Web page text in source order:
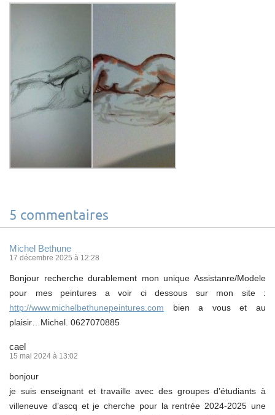
5 commentaires
Michel Bethune
17 décembre 2025 à 12:28
Bonjour recherche durablement mon unique Assistanre/Modele
pour mes peintures a voir ci dessous sur mon site :
http://www.michelbethunepeintures.com bien a vous et au
plaisir…Michel. 0627070885
cael
15 mai 2024 à 13:02
bonjour
je suis enseignant et travaille avec des groupes d’étudiants à
villeneuve d’ascq et je cherche pour la rentrée 2024-2025 une